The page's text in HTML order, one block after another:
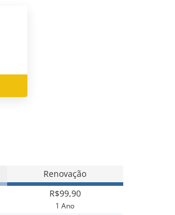
Renovação
R$99,90
1 Ano